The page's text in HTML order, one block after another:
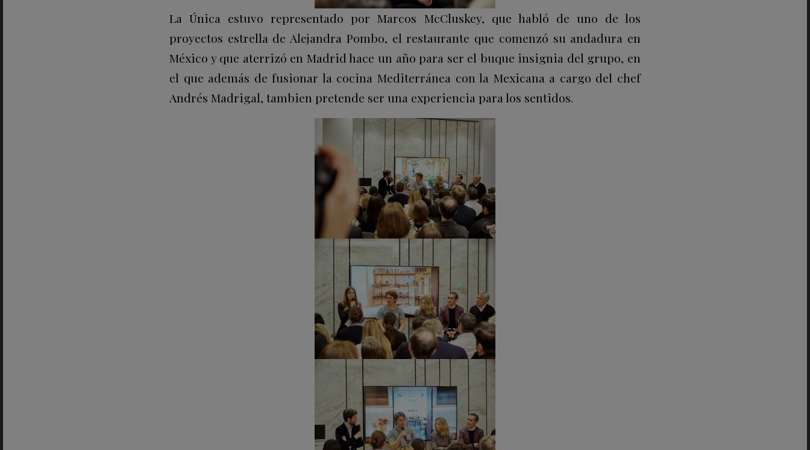
La Única estuvo representado por Marcos McCluskey, que habló de uno de los
proyectos estrella de Alejandra Pombo, el restaurante que comenzó su andadura en
México y que aterrizó en Madrid hace un año para ser el buque insignia del grupo, en
el que además de fusionar la cocina Mediterránea con la Mexicana a cargo del chef
Andrés Madrigal, tambien pretende ser una experiencia para los sentidos.